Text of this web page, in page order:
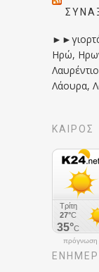
Ηρώ,
Λάουρα,
ΚΑΙΡΟΣ
πρόγνωση